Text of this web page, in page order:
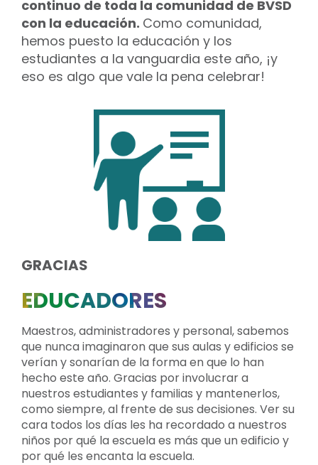
continuo de toda la comunidad de BVSD
con la educación. Como comunidad,
hemos puesto la educación y los
estudiantes a la vanguardia este año, ¡y
eso es algo que vale la pena celebrar!
GRACIAS
EDUCADORES
Maestros, administradores y personal, sabemos
que nunca imaginaron que sus aulas y edificios se
verían y sonarían de la forma en que lo han
hecho este año. Gracias por involucrar a
nuestros estudiantes y familias y mantenerlos,
como siempre, al frente de sus decisiones. Ver su
cara todos los días les ha recordado a nuestros
niños por qué la escuela es más que un edificio y
por qué les encanta la escuela.